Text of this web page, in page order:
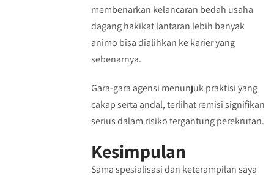
membenarkan kelancaran bedah usaha
dagang hakikat lantaran lebih banyak
animo bisa dialihkan ke karier yang
sebenarnya.
Gara-gara agensi menunjuk praktisi yang
cakap serta andal, terlihat remisi signifikan
serius dalam risiko tergantung perekrutan.
Kesimpulan
Sama spesialisasi dan keterampilan saya